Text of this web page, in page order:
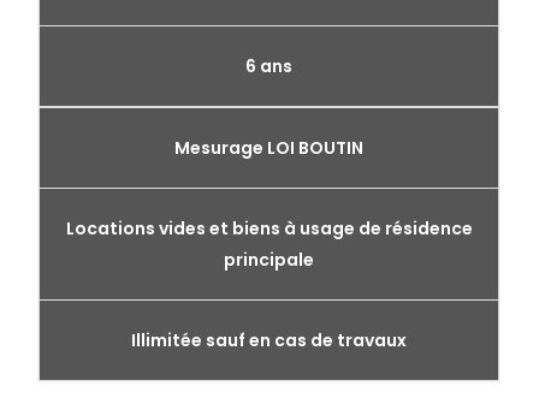
6 ans
Mesurage LOI BOUTIN
Locations vides et biens à usage de résidence
principale
Illimitée sauf en cas de travaux